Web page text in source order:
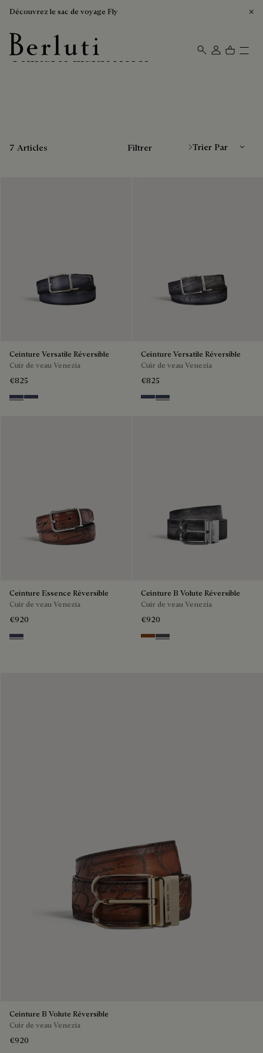
Découvrez le sac de voyage Fly
Page d'Accueil Berluti
Ceintures multicolores
7 Articles Filtrer
Ceinture Versatile Réversible
Cuir de veau Venezia
€825
Nero & Tobacco Bis
Tobacco Bis & Nero
Ceinture Versatile Réversible
Cuir de veau Venezia
€825
Nero & Tobacco Bis
Tobacco Bis & Nero
Ceinture Essence Réversible
Cuir de veau Venezia
€920
Nero & Tobacco Bis
Ceinture B Volute Réversible
Cuir de veau Venezia
€920
Nero Grigio & Mogano
Mogano & Nero Grigio
Ceinture B Volute Réversible
Cuir de veau Venezia
€920